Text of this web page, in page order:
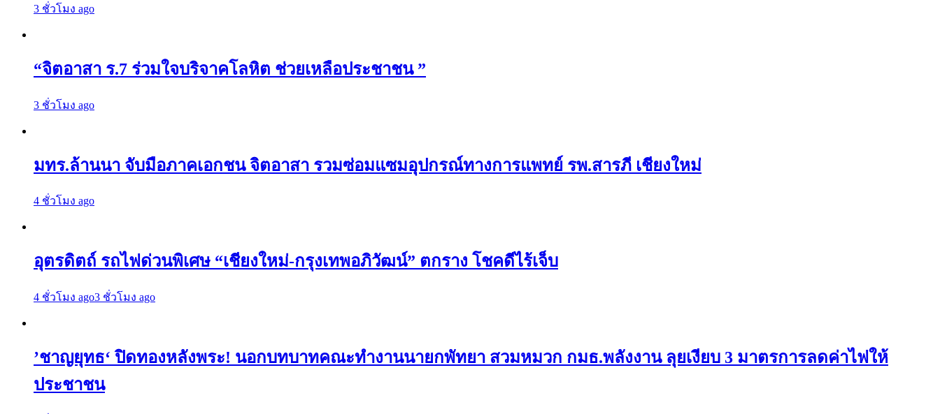
3 ชั่วโมง ago
“จิตอาสา ร.7 ร่วมใจบริจาคโลหิต ช่วยเหลือประชาชน ”
3 ชั่วโมง ago
มทร.ล้านนา จับมือภาคเอกชน จิตอาสา รวมซ่อมแซมอุปกรณ์ทางการแพทย์ รพ.สารภี เชียงใหม่
4 ชั่วโมง ago
​อุตรดิตถ์ รถไฟด่วนพิเศษ “เชียงใหม่-กรุงเทพอภิวัฒน์” ตกราง โชคดีไร้เจ็บ
4 ชั่วโมง ago3 ชั่วโมง ago
’ชาญยุทธ‘ ปิดทองหลังพระ! นอกบทบาทคณะทำงานนายกพัทยา สวมหมวก กมธ.พลังงาน ลุยเงียบ 3 มาตรการลดค่าไฟให้
ประชาชน